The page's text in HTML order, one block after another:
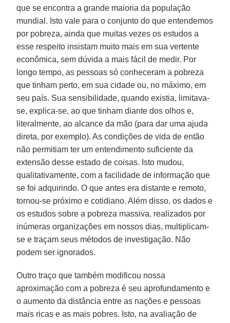
que se encontra a grande maioria da população
mundial. Isto vale para o conjunto do que entendemos
por pobreza, ainda que muitas vezes os estudos a
esse respeito insistam muito mais em sua vertente
econômica, sem dúvida a mais fácil de medir. Por
longo tempo, as pessoas só conheceram a pobreza
que tinham perto, em sua cidade ou, no máximo, em
seu país. Sua sensibilidade, quando existia, limitava-
se, explica-se, ao que tinham diante dos olhos e,
literalmente, ao alcance da mão (para dar uma ajuda
direta, por exemplo). As condições de vida de então
não permitiam ter um entendimento suficiente da
extensão desse estado de coisas. Isto mudou,
qualitativamente, com a facilidade de informação que
se foi adquirindo. O que antes era distante e remoto,
tornou-se próximo e cotidiano. Além disso, os dados e
os estudos sobre a pobreza massiva, realizados por
inúmeras organizações em nossos dias, multiplicam-
se e traçam seus métodos de investigação. Não
podem ser ignorados.
Outro traço que também modificou nossa
aproximação com a pobreza é seu aprofundamento e
o aumento da distância entre as nações e pessoas
mais ricas e as mais pobres. Isto, na avaliação de